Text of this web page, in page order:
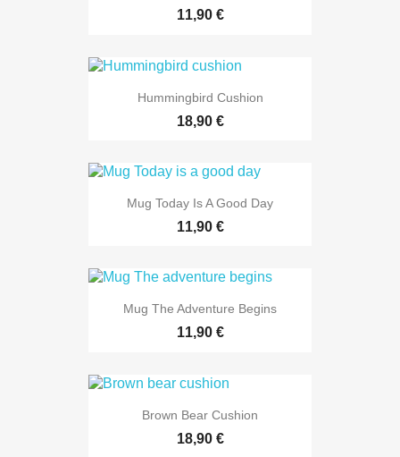
11,90 €
Hummingbird Cushion
18,90 €
Mug Today Is A Good Day
11,90 €
Mug The Adventure Begins
11,90 €
Brown Bear Cushion
18,90 €